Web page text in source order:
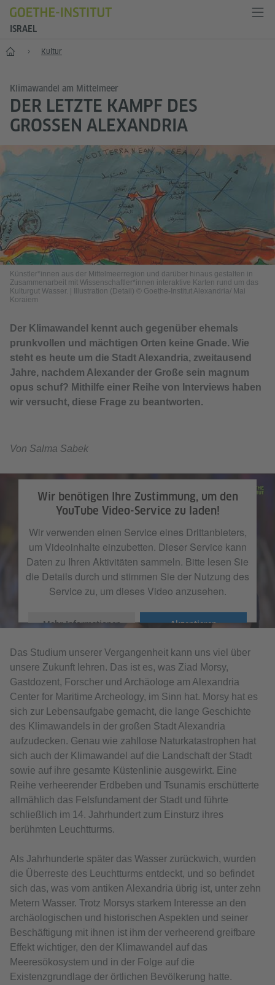
ISRAEL
Start Kultur
Klimawandel am Mittelmeer
DER LETZTE KAMPF DES
GROSSEN ALEXANDRIA
Künstler*innen aus der Mittelmeerregion und darüber hinaus gestalten in
Zusammenarbeit mit Wissenschaftler*innen interaktive Karten rund um das
Kulturgut Wasser.
Illustration (Detail) © Goethe-Institut Alexandria/ Mai
Koraiem
Der Klimawandel kennt auch gegenüber ehemals
prunkvollen und mächtigen Orten keine Gnade. Wie
steht es heute um die Stadt Alexandria, zweitausend
Jahre, nachdem Alexander der Große sein magnum
opus schuf? Mithilfe einer Reihe von Interviews haben
wir versucht, diese Frage zu beantworten.
Von Salma Sabek
Wir benötigen Ihre Zustimmung, um den
YouTube Video-Service zu laden!
Wir verwenden einen Service eines Drittanbieters,
um Videoinhalte einzubetten. Dieser Service kann
Daten zu Ihren Aktivitäten sammeln. Bitte lesen Sie
die Details durch und stimmen Sie der Nutzung des
Service zu, um dieses Video anzusehen.
Mehr Informationen Akzeptieren
Das Studium unserer Vergangenheit kann uns viel über
unsere Zukunft lehren. Das ist es, was Ziad Morsy,
Gastdozent, Forscher und Archäologe am Alexandria
Center for Maritime Archeology, im Sinn hat. Morsy hat es
sich zur Lebensaufgabe gemacht, die lange Geschichte
des Klimawandels in der großen Stadt Alexandria
aufzudecken. Genau wie zahllose Naturkatastrophen hat
sich auch der Klimawandel auf die Landschaft der Stadt
sowie auf ihre gesamte Küstenlinie ausgewirkt. Eine
Reihe verheerender Erdbeben und Tsunamis erschütterte
allmählich das Felsfundament der Stadt und führte
schließlich im 14. Jahrhundert zum Einsturz ihres
berühmten Leuchtturms.
Als Jahrhunderte später das Wasser zurückwich, wurden
die Überreste des Leuchtturms entdeckt, und so befindet
sich das, was vom antiken Alexandria übrig ist, unter zehn
Metern Wasser. Trotz Morsys starkem Interesse an den
archäologischen und historischen Aspekten und seiner
Beschäftigung mit ihnen ist ihm der verheerend greifbare
Effekt wichtiger, den der Klimawandel auf das
Meeresökosystem und in der Folge auf die
Existenzgrundlage der örtlichen Bevölkerung hatte.